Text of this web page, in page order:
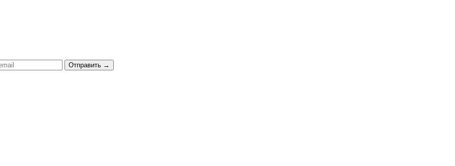
Отправить →